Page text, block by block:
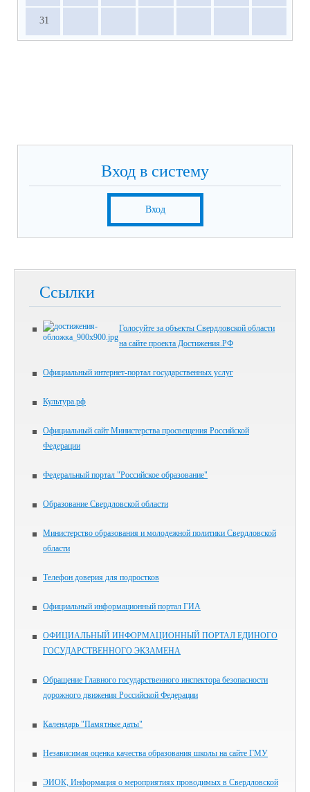
31
Вход в систему
Вход
Ссылки
Голосуйте за объекты Свердловской области
на сайте проекта Достижения.РФ
Официальный интернет-портал государственных услуг
Культура.рф
Официальный сайт Министерства просвещения Российской
Федерации
Федеральный портал "Российское образование"
Образование Свердловской области
Министерство образования и молодежной политики Свердловской
области
Телефон доверия для подростков
Официальный информационный портал ГИА
ОФИЦИАЛЬНЫЙ ИНФОРМАЦИОННЫЙ ПОРТАЛ ЕДИНОГО
ГОСУДАРСТВЕННОГО ЭКЗАМЕНА
Обращение Главного государственного инспектора безопасности
дорожного движения Российской Федерации
Календарь "Памятные даты"
Независимая оценка качества образования школы на сайте ГМУ
ЭИОК, Информация о мероприятиях проводимых в Свердловской